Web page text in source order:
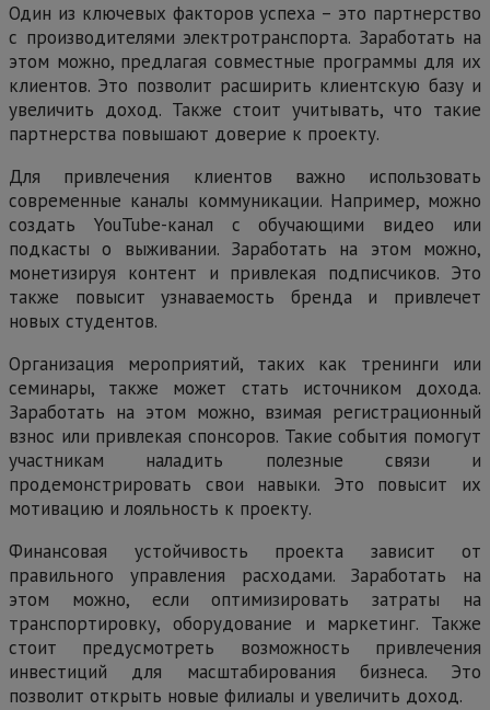
Один из ключевых факторов успеха – это партнерство
с производителями электротранспорта. Заработать на
этом можно, предлагая совместные программы для их
клиентов. Это позволит расширить клиентскую базу и
увеличить доход. Также стоит учитывать, что такие
партнерства повышают доверие к проекту.
Для привлечения клиентов важно использовать
современные каналы коммуникации. Например, можно
создать YouTube-канал с обучающими видео или
подкасты о выживании. Заработать на этом можно,
монетизируя контент и привлекая подписчиков. Это
также повысит узнаваемость бренда и привлечет
новых студентов.
Организация мероприятий, таких как тренинги или
семинары, также может стать источником дохода.
Заработать на этом можно, взимая регистрационный
взнос или привлекая спонсоров. Такие события помогут
участникам наладить полезные связи и
продемонстрировать свои навыки. Это повысит их
мотивацию и лояльность к проекту.
Финансовая устойчивость проекта зависит от
правильного управления расходами. Заработать на
этом можно, если оптимизировать затраты на
транспортировку, оборудование и маркетинг. Также
стоит предусмотреть возможность привлечения
инвестиций для масштабирования бизнеса. Это
позволит открыть новые филиалы и увеличить доход.